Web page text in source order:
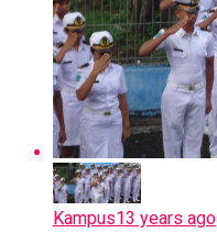
Kampus13 years ago